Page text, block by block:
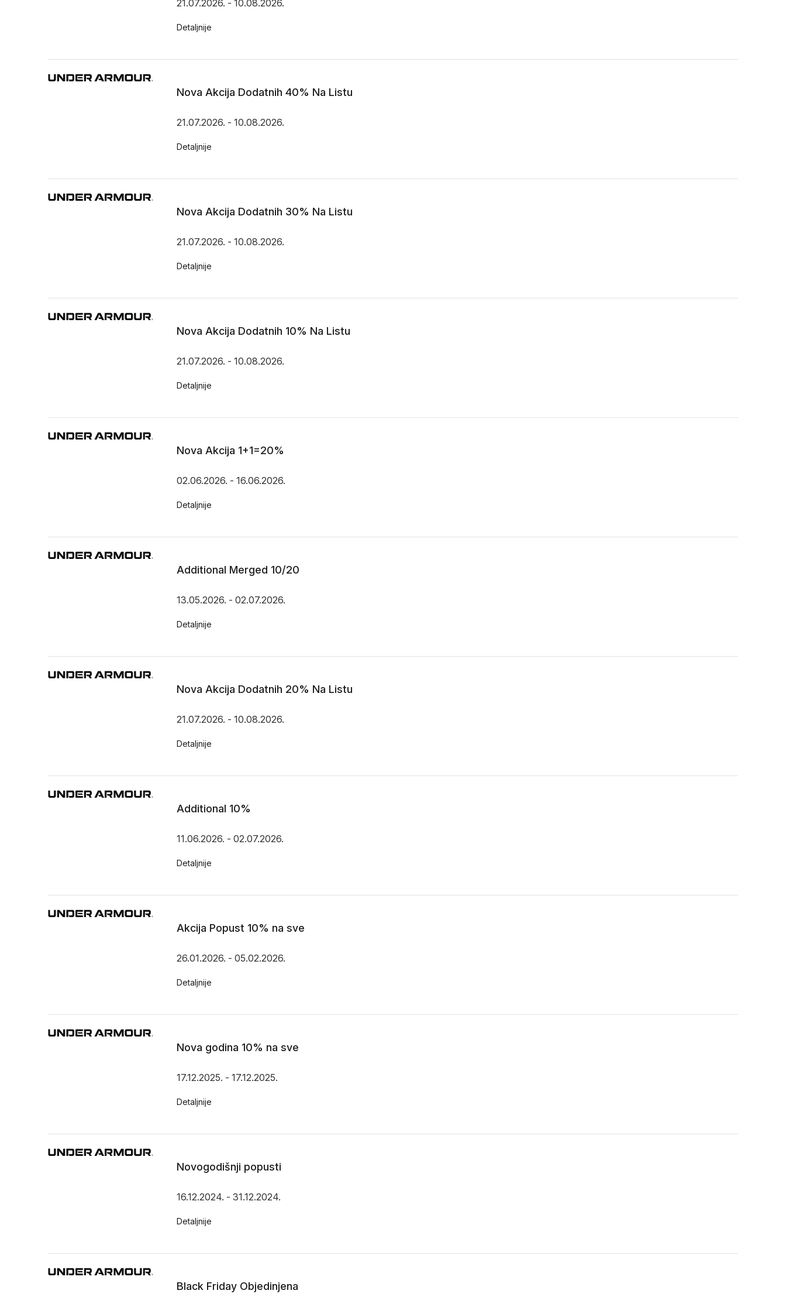
21.07.2026. - 10.08.2026.
Detaljnije
Nova Akcija Dodatnih 40% Na Listu
21.07.2026. - 10.08.2026.
Detaljnije
Nova Akcija Dodatnih 30% Na Listu
21.07.2026. - 10.08.2026.
Detaljnije
Nova Akcija Dodatnih 10% Na Listu
21.07.2026. - 10.08.2026.
Detaljnije
Nova Akcija 1+1=20%
02.06.2026. - 16.06.2026.
Detaljnije
Additional Merged 10/20
13.05.2026. - 02.07.2026.
Detaljnije
Nova Akcija Dodatnih 20% Na Listu
21.07.2026. - 10.08.2026.
Detaljnije
Additional 10%
11.06.2026. - 02.07.2026.
Detaljnije
Akcija Popust 10% na sve
26.01.2026. - 05.02.2026.
Detaljnije
Nova godina 10% na sve
17.12.2025. - 17.12.2025.
Detaljnije
Novogodišnji popusti
16.12.2024. - 31.12.2024.
Detaljnije
Black Friday Objedinjena